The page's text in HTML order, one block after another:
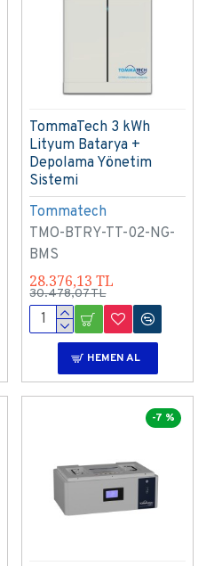
Tommatech
TMO-BTRY-TT-02-NG-
BMS
TommaTech 3 kWh
Lityum Batarya +
Depolama Yönetim
Sistemi
28.376,13 TL
30.478,07 TL
HEMEN AL
-7 %